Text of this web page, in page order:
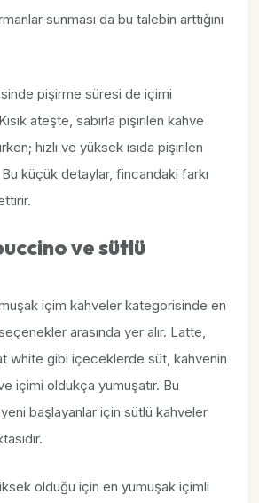
sunması da bu talebin arttığını
pişirme süresi de içimi
ateşte, sabırla pişirilen kahve
hızlı ve yüksek ısıda pişirilen
küçük detaylar, fincandaki farkı
ve sütlü
içim kahveler kategorisinde en
arasında yer alır. Latte,
white gibi içeceklerde süt, kahvenin
içimi oldukça yumuşatır. Bu
başlayanlar için sütlü kahveler
olduğu için en yumuşak içimli